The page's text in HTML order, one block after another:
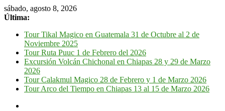
sábado, agosto 8, 2026
Última:
Tour Tikal Magico en Guatemala 31 de Octubre al 2 de
Noviembre 2025
Tour Ruta Puuc 1 de Febrero del 2026
Excursión Volcán Chichonal en Chiapas 28 y 29 de Marzo
2026
Tour Calakmul Magico 28 de Febrero y 1 de Marzo 2026
Tour Arco del Tiempo en Chiapas 13 al 15 de Marzo 2026